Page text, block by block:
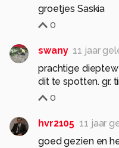
groetjes Saskia
0
swany 11 jaar
prachtige
dit te spotten. gr.
0
hvr2105 11 jaar
goed gezien en